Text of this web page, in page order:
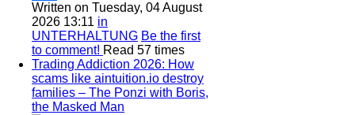
Link
Share
Written on Tuesday, 04 August
2026 13:11 in
UNTERHALTUNG Be the first
to comment! Read 57 times
Trading Addiction 2026: How
scams like aintuition.io destroy
families – The Ponzi with Boris,
the Masked Man